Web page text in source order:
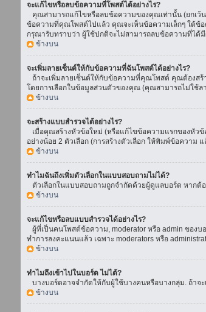
จะแก้ไขหรือลบข้อความที่โพสต์ได้อย่างไร?
คุณสามารถแก้ไขหรือลบข้อความของคุณเท่านั้น (ยกเว้
ข้อความที่คุณโพสต์ไปแล้ว คุณจะเห็นข้อความเล็กๆ ใต้ข้อ
กรุณารับทราบว่า ผู้ใช้ปกติจะไม่สามารถลบข้อความที่ได้
ข้างบน
จะเพิ่มลายเซ็นต์ให้กับข้อความที่ฉันโพสต์ได้อย่างไร?
ถ้าจะเพิ่มลายเซ็นต์ให้กับข้อความที่คุณโพสต์ คุณต้องสร้
โดยการเลือกในข้อมูลส่วนตัวของคุณ (คุณสามารถไม่ใช้ล
ข้างบน
จะสร้างแบบสำรวจได้อย่างไร?
เมื่อคุณสร้างหัวข้อใหม่ (หรือแก้ไขข้อความแรกของหัว
อย่างน้อย 2 ตัวเลือก (การสร้างตัวเลือก ให้พิมพ์ข้อความ
ข้างบน
ทำไมฉันถึงเพิ่มตัวเลือกในแบบสอบถามไม่ได้?
ตัวเลือกในแบบสอบถามถูกจำกัดด้วยผู้ดูแลบอร์ด หากต้
ข้างบน
จะแก้ไขหรือลบแบบสำรวจได้อย่างไร?
ผู้ที่เป็นคนโพสต์ข้อความ, moderator หรือ admin ของ
ทำการลงคะแนนแล้ว เฉพาะ moderators หรือ
ข้างบน
ทำไมถึงเข้าไปในบอร์ด ไม่ได้?
บางบอร์ดอาจจำกัดให้กับผู้ใช้บางคนหรือบางกลุ่ม. ถ้าจ
ข้างบน